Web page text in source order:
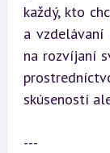
každý, kto
a vzdelávaní
na rozvíjaní
skúseností
---